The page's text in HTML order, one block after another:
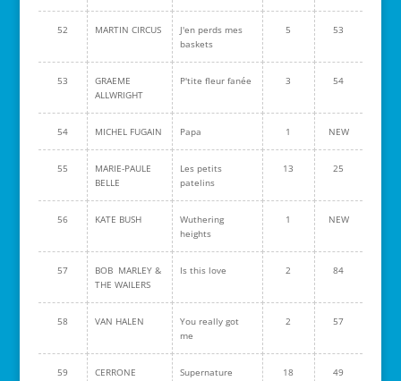
52 MARTIN CIRCUS
J'en perds mes
baskets
5 53
53
GRAEME
ALLWRIGHT
P'tite fleur fanée 3 54
54 MICHEL FUGAIN Papa 1 NEW
55
MARIE-PAULE
BELLE
Les petits
patelins
13 25
56 KATE BUSH
Wuthering
heights
1 NEW
57
BOB MARLEY &
THE WAILERS
Is this love 2 84
58 VAN HALEN
You really got
me
2 57
59 CERRONE Supernature 18 49